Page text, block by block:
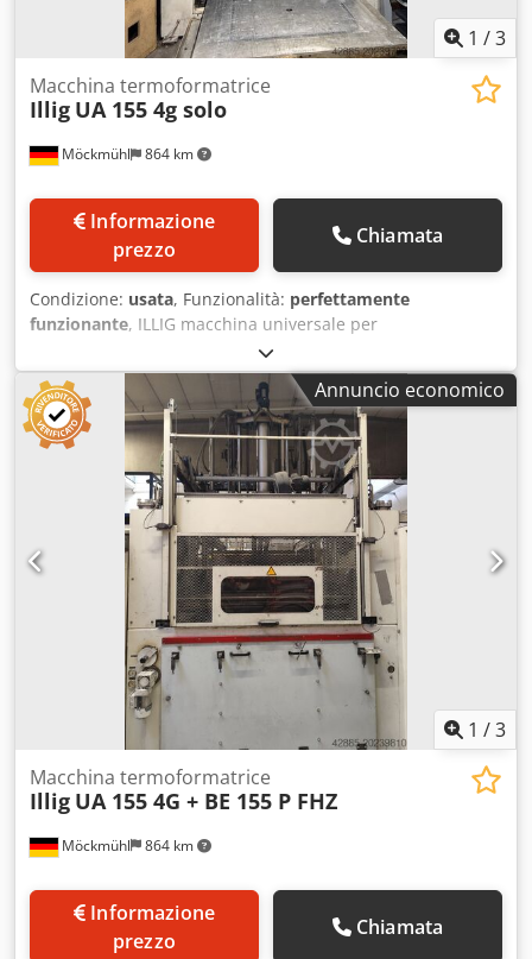
1 /3
Möckmühl 864 km
Macchina termoformatrice
Illig UA 155 4g solo
prezzo
Chiamata
Condizione: usata, Funzionalità: perfettamente
funzionante, ILLIG macchina universale per
termoformatura tipo UA 155 4g solo Dati tecnici - Controllo
Siemens - Dimensione massima materiale: 1500 x 1250
mm - Area massima di formatura: 1450 x 1200 mm Dcsdpfx
Amjxlzqfezok - Altezza massima utensile: 700 mm -
Spessore massimo materiale: 12 mm - Potenza di
riscaldamento: 96 kW - Potenza totale: 105 kW - Protezione
elettrica: 160 A - Capacità pompa vuoto: 250 m³/h -
Richiesta aria compressa: 6 bar Dotazione - Riscaldamento
superiore con regolazione a 5 zone HTS (700ºC) -
Riscaldamento inferiore con regolazione a 5 zone HTS
(500ºC) - Ventilatore di raffreddamento D06 - Cascata tavolo
- Cascata vuoto - Battitore superiore - Inclusi dispositivo di
raffreddamento ILLIG e dispositivo di termoregolazione
Annuncio economico
1 /3
Möckmühl 864 km
Macchina termoformatrice
Illig UA 155 4G + BE 155 P FHZ
prezzo
Chiamata